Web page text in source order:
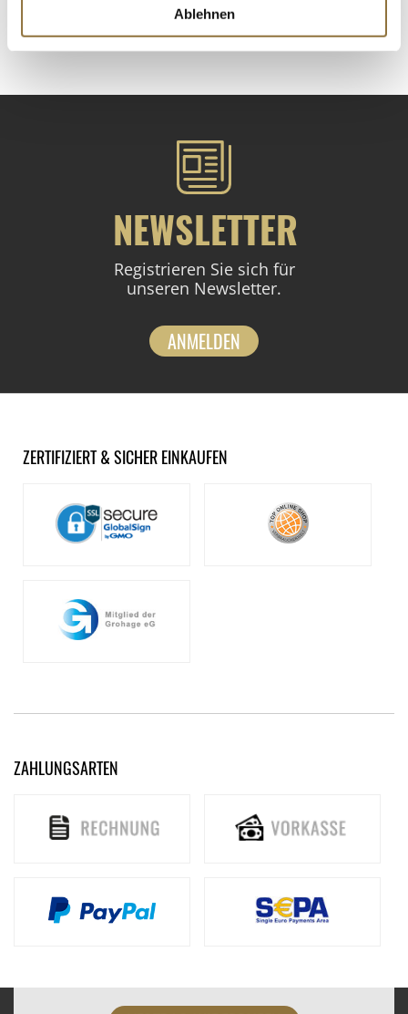
Ablehnen
St.
NEWSLETTER
Registrieren Sie sich für
unseren Newsletter.
ANMELDEN
ZERTIFIZIERT & SICHER EINKAUFEN
ZAHLUNGSARTEN